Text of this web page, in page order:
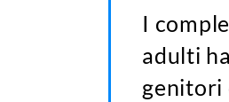
I
adulti
genitori